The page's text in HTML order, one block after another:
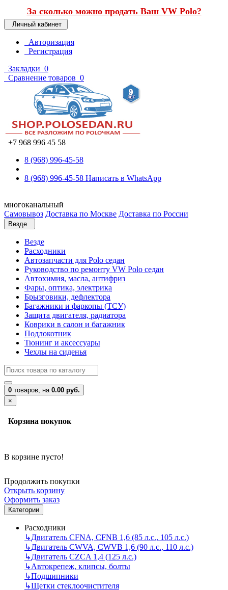
За сколько можно продать Ваш VW Polo?
Личный кабинет
Авторизация
Регистрация
Закладки 0
Сравнение товаров 0
+7 968 996 45 58
8 (968) 996-45-58
8 (968) 996-45-58 Написать в WhatsApp
многоканальный
Самовывоз Доставка по Москве Доставка по России
Везде
Везде
Расходники
Автозапчасти для Polo седан
Руководство по ремонту VW Polo седан
Автохимия, масла, антифриз
Фары, оптика, электрика
Брызговики, дефлектора
Багажники и фаркопы (ТСУ)
Защита двигателя, радиатора
Коврики в салон и багажник
Подлокотник
Тюнинг и аксессуары
Чехлы на сиденья
0 товаров, на 0.00 руб.
×
Корзина покупок
В корзине пусто!
Продолжить покупки
Открыть корзину
Оформить заказ
Категории
Расходники
↳Двигатель CFNA, CFNB 1,6 (85 л.с., 105 л.с.)
↳Двигатель CWVA, CWVB 1,6 (90 л.с., 110 л.с.)
↳Двигатель CZCA 1,4 (125 л.с.)
↳Автокрепеж, клипсы, болты
↳Подшипники
↳Щетки стеклоочистителя